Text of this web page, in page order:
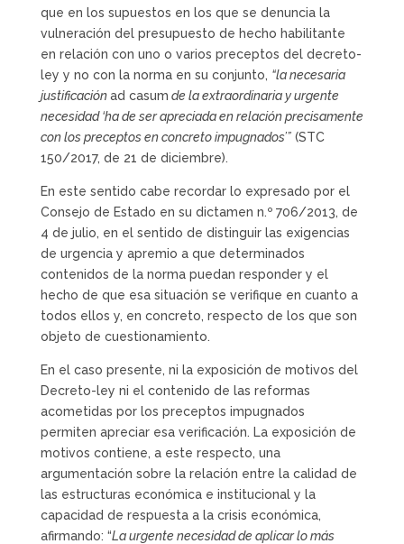
que en los supuestos en los que se denuncia la
vulneración del presupuesto de hecho habilitante
en relación con uno o varios preceptos del decreto-
ley y no con la norma en su conjunto, “la necesaria
justificaciónad casum de la extraordinaria y urgente
necesidad ‘ha de ser apreciada en relación precisamente
con los preceptos en concreto impugnados’”(STC
150/2017, de 21 de diciembre).
En este sentido cabe recordar lo expresado por el
Consejo de Estado en su dictamen n.º 706/2013, de
4 de julio, en el sentido de distinguir las exigencias
de urgencia y apremio a que determinados
contenidos de la norma puedan responder y el
hecho de que esa situación se verifique en cuanto a
todos ellos y, en concreto, respecto de los que son
objeto de cuestionamiento.
En el caso presente, ni la exposición de motivos del
Decreto-ley ni el contenido de las reformas
acometidas por los preceptos impugnados
permiten apreciar esa verificación. La exposición de
motivos contiene, a este respecto, una
argumentación sobre la relación entre la calidad de
las estructuras económica e institucional y la
capacidad de respuesta a la crisis económica,
afirmando: “La urgente necesidad de aplicar lo más